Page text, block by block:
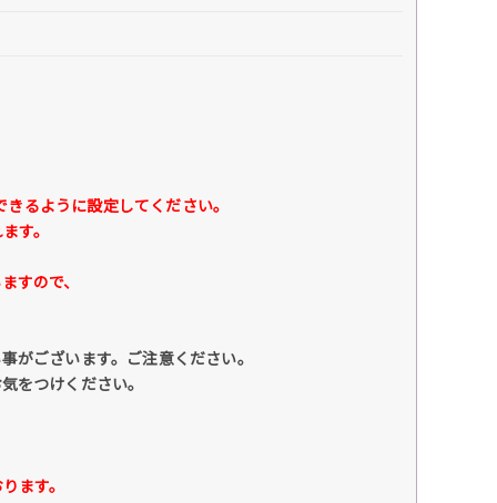
るように設定してください。
す。
すので、
がございます。ご注意ください。
をつけください。
ます。